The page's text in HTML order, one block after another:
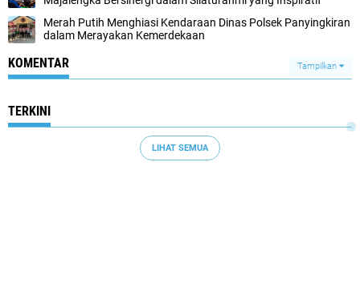
Merah Putih Menghiasi Kendaraan Dinas Polsek Panyingkiran
dalam Merayakan Kemerdekaan
KOMENTAR Tampilkan
TERKINI
LIHAT SEMUA